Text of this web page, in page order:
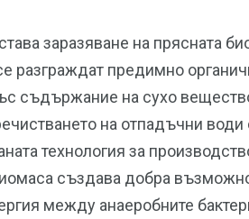
заразяване на прясната
разграждат предимно
съдържание на сухо
на отпадъчни
технология за
създава добра
между анаеробните